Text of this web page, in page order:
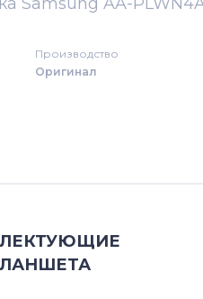
900 Series
N Series
Производство
Оригинал